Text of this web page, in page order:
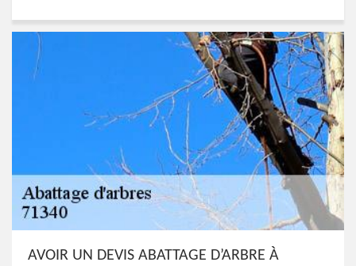
AVOIR UN DEVIS ABATTAGE D’ARBRE À